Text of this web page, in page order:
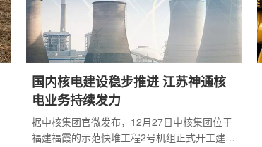
国内核电建设稳步推进 江苏神通核
电业务持续发力
​据中核集团官微发布，12月27日中核集团位于
福建福霞的示范快堆工程2号机组正式开工建